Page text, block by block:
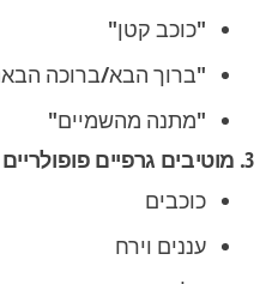
"כוכב קטן"
"ברוך הבא/ברוכה
"מתנה מהשמיים"
3. מוטיבים גרפיים פופולריים
כוכבים
עננים וירח